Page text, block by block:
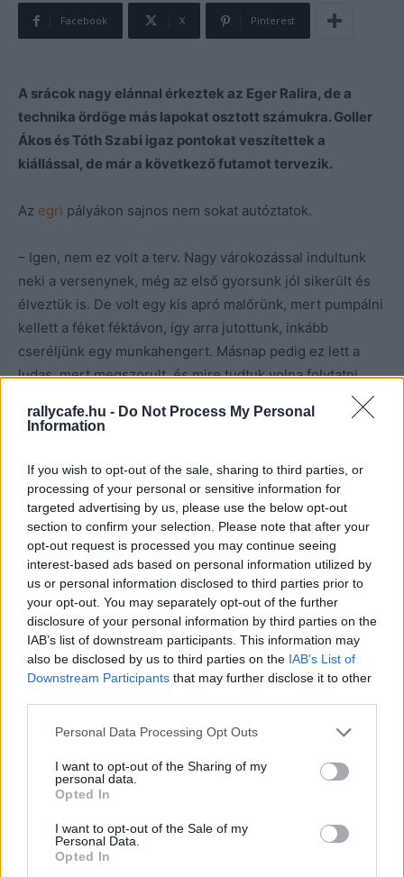
rallycafe.hu - Do Not Process My Personal
Information
If you wish to opt-out of the sale, sharing to third parties, or
processing of your personal or sensitive information for
targeted advertising by us, please use the below opt-out
section to confirm your selection. Please note that after your
opt-out request is processed you may continue seeing
interest-based ads based on personal information utilized by
us or personal information disclosed to third parties prior to
your opt-out. You may separately opt-out of the further
disclosure of your personal information by third parties on the
IAB’s list of downstream participants. This information may
also be disclosed by us to third parties on the IAB’s List of
Downstream Participants that may further disclose it to other
Please note that this website/app uses one or more Google
not limited to your visit or usage behaviour. You may click to
grant or deny consent to Google and its third-party tags to
use your data for below specified purposes in below Google
consent section.
Personal Data Processing Opt Outs
I want to opt-out of the Sharing of my
personal data.
Opted In
I want to opt-out of the Sale of my
Personal Data.
Opted In
Facebook X Pinterest
A srácok nagy elánnal érkeztek az Eger Ralira, de a
technika ördöge más lapokat osztott számukra. Goller
Ákos és Tóth Szabi igaz pontokat veszítettek a
kiállással, de már a következő futamot tervezik.
Az egri pályákon sajnos nem sokat autóztatok.
– Igen, nem ez volt a terv. Nagy várokozással indultunk
neki a versenynek, még az első gyorsunk jól sikerült és
élveztük is. De volt egy kis apró malőrünk, mert pumpálni
kellett a féket féktávon, így arra jutottunk, inkább
cseréljünk egy munkahengert. Másnap pedig ez lett a
ludas, mert megszorult, és mire tudtuk volna folytatni,
addigra a kikésés egyenlően alakult volna a kizárással,
így feladtuk a harcot. Nyilván nem örültünk, de ez benne
Te hiszel egyébként az ilyen „előjelekben”, hogy
mindennek oka van?
– Igen, ez furcsa kérdés, mert valóban volt valami olyan
érzésem már az előtte lévő napokban is, hogy valami nem
oké. Elég nehezen indult az egész hétvégénk, már az
átvételektől kezdve, aztán a pályabejárásra épp, hogy
odaértünk…szóval semmi nem stimmelt valamiért. Az
első szakasz rajtjában még minden szuperül működött,
aztán hirtelen a lassítónál majdnem beesett a pedál, ahol
picit magamra is ijesztettem. Akkor ott azonnal az fordult
ha ennyire ellenünk van minden, mert így mi és az autó is
egyben vagyunk legalább. Mindig a megérzéseimre
hagyatkozom, ami javarészt be is szokott jönni, nem
éreztem azt, hogy ezt mindenáron erőltetni kell. Ennek
tekintetében kicsit lazábbra vettük a hétvégét… és a pálya